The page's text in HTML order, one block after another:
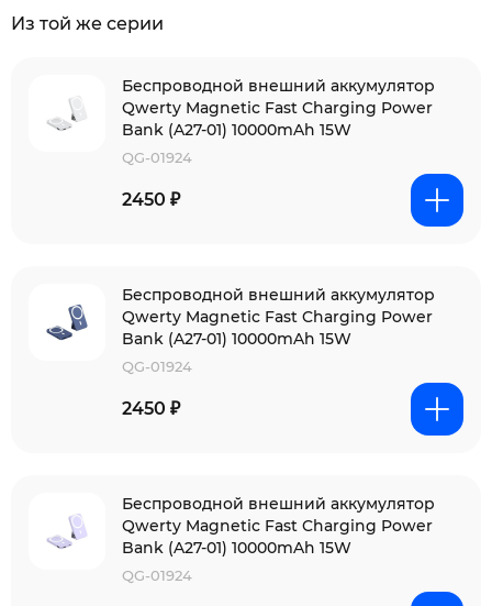
Из той же серии
Беспроводной внешний аккумулятор
Qwerty Magnetic Fast Charging Power
Bank (A27-01) 10000mAh 15W
QG-01924
2450 ₽
Беспроводной внешний аккумулятор
Qwerty Magnetic Fast Charging Power
Bank (A27-01) 10000mAh 15W
QG-01924
2450 ₽
Беспроводной внешний аккумулятор
Qwerty Magnetic Fast Charging Power
Bank (A27-01) 10000mAh 15W
QG-01924